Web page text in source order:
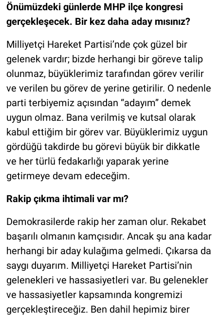
Önümüzdeki günlerde MHP ilçe kongresi
gerçekleşecek. Bir kez daha aday mısınız?
Milliyetçi Hareket Partisi’nde çok güzel bir
gelenek vardır; bizde herhangi bir göreve talip
olunmaz, büyüklerimiz tarafından görev verilir
ve verilen bu görev de yerine getirilir. O nedenle
parti terbiyemiz açısından “adayım” demek
uygun olmaz. Bana verilmiş ve kutsal olarak
kabul ettiğim bir görev var. Büyüklerimiz uygun
gördüğü takdirde bu görevi büyük bir dikkatle
ve her türlü fedakarlığı yaparak yerine
getirmeye devam edeceğim.
Rakip çıkma ihtimali var mı?
Demokrasilerde rakip her zaman olur. Rekabet
başarılı olmanın kamçısıdır. Ancak şu ana kadar
herhangi bir aday kulağıma gelmedi. Çıkarsa da
saygı duyarım. Milliyetçi Hareket Partisi’nin
gelenekleri ve hassasiyetleri var. Bu gelenekler
ve hassasiyetler kapsamında kongremizi
gerçekleştireceğiz. Ben dahil hepimiz birer